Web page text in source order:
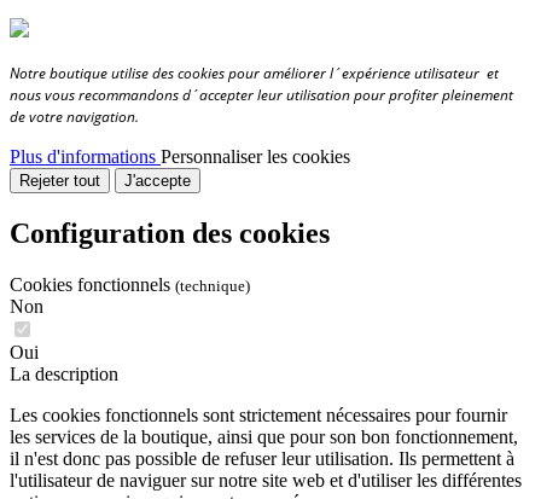
Notre boutique utilise des cookies pour améliorer l´expérience utilisateur et
nous vous recommandons d´accepter leur utilisation pour profiter pleinement
de votre navigation.
Plus d'informations Personnaliser les cookies
Rejeter tout J'accepte
Configuration des cookies
Cookies fonctionnels (technique)
Non
Oui
La description
Les cookies fonctionnels sont strictement nécessaires pour fournir
les services de la boutique, ainsi que pour son bon fonctionnement,
il n'est donc pas possible de refuser leur utilisation. Ils permettent à
l'utilisateur de naviguer sur notre site web et d'utiliser les différentes